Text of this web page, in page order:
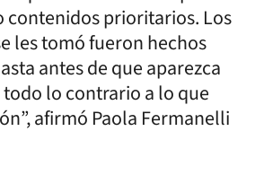
contenidos prioritarios. Los
les tomó fueron hechos
antes de que aparezca
todo lo contrario a lo que
afirmó Paola Fermanelli